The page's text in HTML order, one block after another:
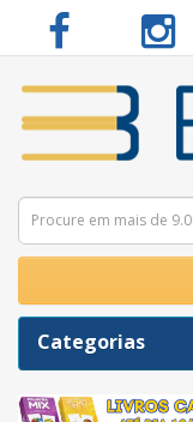
Categorias